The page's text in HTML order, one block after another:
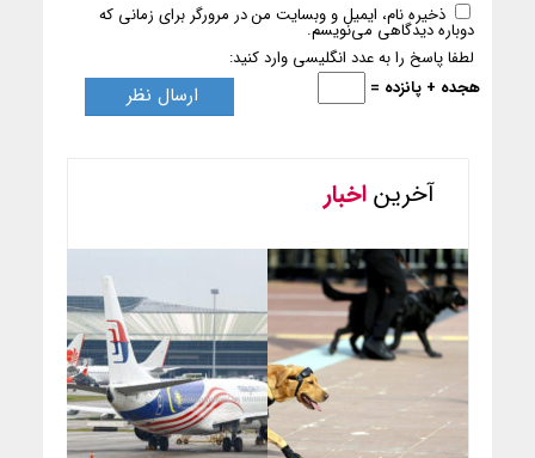
ذخیره نام، ایمیل و وبسایت من در مرورگر برای زمانی که
دوباره دیدگاهی می‌نویسم.
لطفا پاسخ را به عدد انگلیسی وارد کنید:
هجده + پانزده =
آخریناخبار